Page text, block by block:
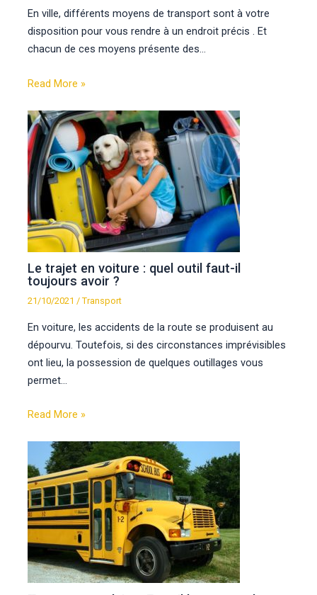
En ville, différents moyens de transport sont à votre
disposition pour vous rendre à un endroit précis . Et
chacun de ces moyens présente des…
Read More »
Le trajet en voiture : quel outil faut-il
toujours avoir ?
21/10/2021/Transport
En voiture, les accidents de la route se produisent au
dépourvu. Toutefois, si des circonstances imprévisibles
ont lieu, la possession de quelques outillages vous
permet…
Read More »